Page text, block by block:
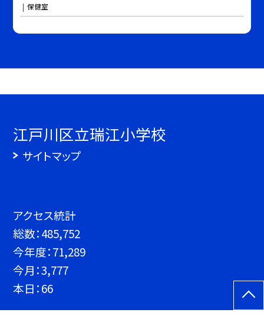
保健室
江戸川区立瑞江小学校
サイトマップ
アクセス統計
総数：485,752
今年度：71,289
今月：3,777
本日：66